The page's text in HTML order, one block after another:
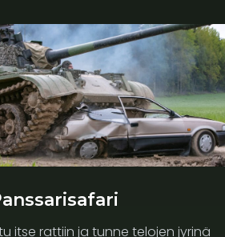
itse rattiin ja tunne telojen jyrinä